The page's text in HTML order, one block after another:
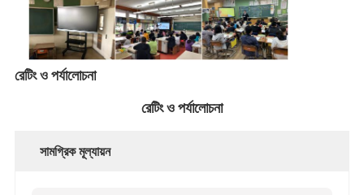
ইন্টারেক্টিভ ফ্ল্যাট প্যানেল
ইন্টারেক্টিভ টাচ স্ক্রিন মনিটর
রেটিং ও পর্যালোচনা
রেটিং ও পর্যালোচনা
সামগ্রিক মূল্যায়ন